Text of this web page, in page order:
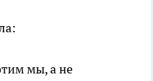
мы, а не